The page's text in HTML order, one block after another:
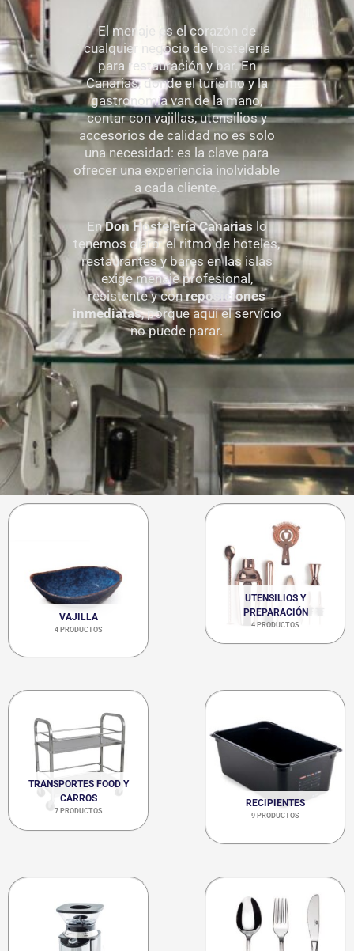
El menaje es el corazón de
cualquier negocio de hostelería
para restauración y bar. En
Canarias, donde el turismo y la
gastronomía van de la mano,
contar con vajillas, utensilios y
accesorios de calidad no es solo
una necesidad: es la clave para
ofrecer una experiencia inolvidable
a cada cliente.
EnDon Hostelería Canarias lo
tenemos claro: el ritmo de hoteles,
restaurantes y bares en las islas
exige menaje profesional,
resistente y conreposiciones
inmediatas, porque aquí el servicio
no puede parar.
VAJILLA
4 PRODUCTOS
UTENSILIOS Y
PREPARACIÓN
4 PRODUCTOS
TRANSPORTES FOOD Y
CARROS
7 PRODUCTOS
RECIPIENTES
9 PRODUCTOS